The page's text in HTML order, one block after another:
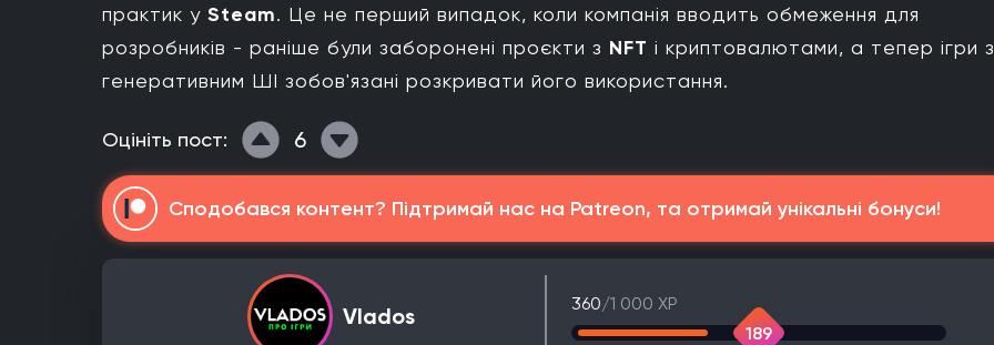
практик у Steam. Це не перший випадок, коли компанія вводить обмеження для
розробників - раніше були заборонені проєкти з NFT і криптовалютами, а тепер ігри з
генеративним ШІ зобов'язані розкривати його використання.
Оцініть пост: 6
Сподобався контент? Підтримай нас на Patreon, та отримай унікальні бонуси!
Vlados 360/1 000 XP
189